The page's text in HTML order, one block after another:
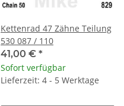
Kettenrad 47 Zähne Teilung
530 087 / 110
41,00 € *
Sofort verfügbar
Lieferzeit: 4 - 5 Werktage